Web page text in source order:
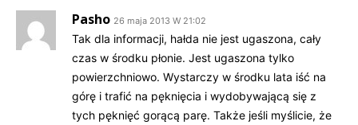
Pasho 26 maja 2013 W 21:02
Tak dla informacji, hałda nie jest ugaszona, cały
czas w środku płonie. Jest ugaszona tylko
powierzchniowo. Wystarczy w środku lata iść na
górę i trafić na pęknięcia i wydobywającą się z
tych pęknięć gorącą parę. Także jeśli myślicie, że